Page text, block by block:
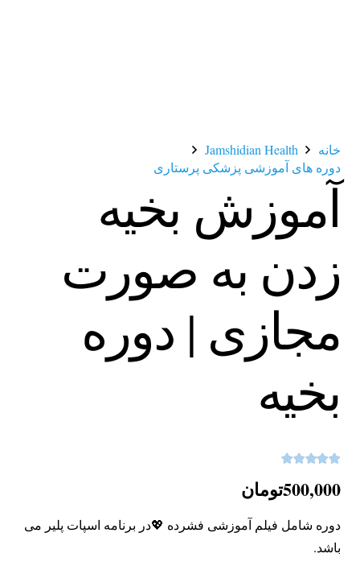
خانه
Jamshidian Health
دوره های آموزشی پزشکی پرستاری
آموزش بخیه
زدن به صورت
مجازی | دوره
بخیه
500,000تومان
دوره شامل فیلم آموزشی فشرده 💖در برنامه اسپات پلیر می
باشد.